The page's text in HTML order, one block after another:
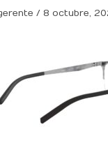
/ 8 octubre,